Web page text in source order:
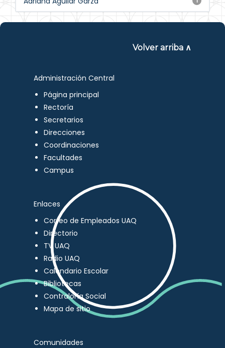
Volver arriba ∧
Administración Central
Página principal
Rectoría
Secretarios
Direcciones
Coordinaciones
Facultades
Campus
Enlaces
Correo de Empleados UAQ
Directorio
TV UAQ
Radio UAQ
Calendario Escolar
Bibliotecas
Contraloría Social
Mapa de sitio
Comunidades